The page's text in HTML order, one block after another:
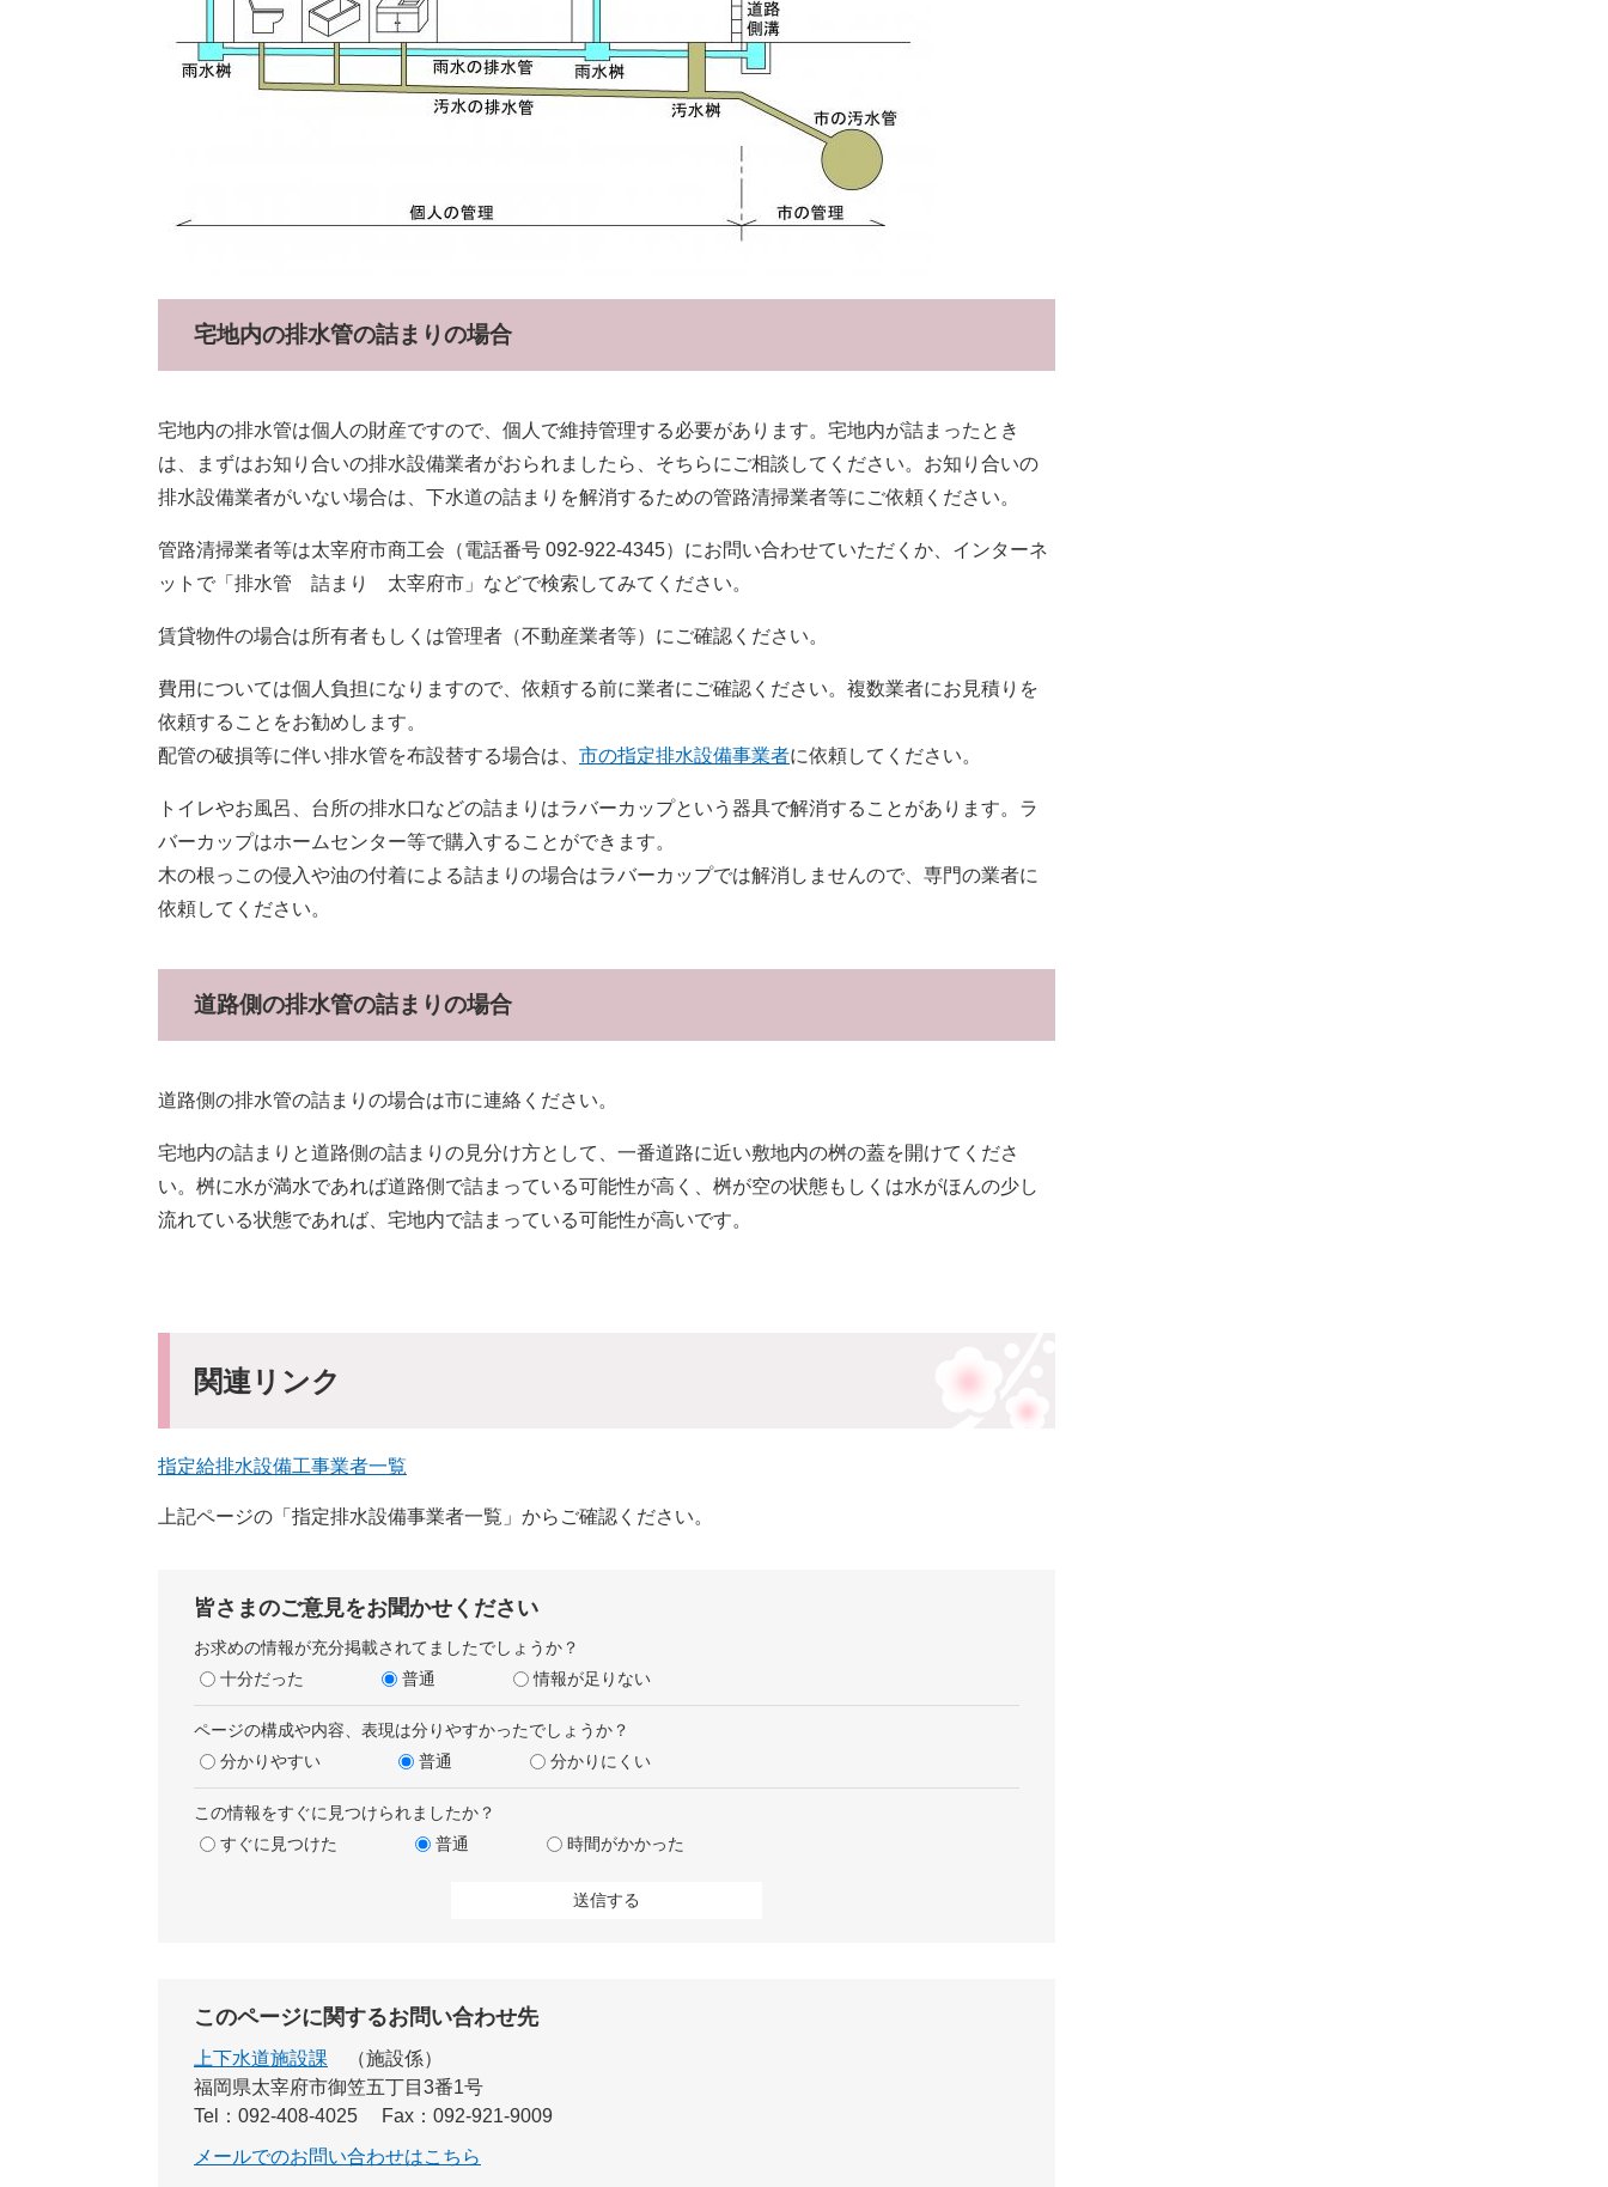
宅地内の排水管の詰まりの場合
宅地内の排水管は個人の財産ですので、個人で維持管理する必要があります。宅地内が詰まったとき
は、まずはお知り合いの排水設備業者がおられましたら、そちらにご相談してください。お知り合いの
排水設備業者がいない場合は、下水道の詰まりを解消するための管路清掃業者等にご依頼ください。
管路清掃業者等は太宰府市商工会（電話番号 092-922-4345）にお問い合わせていただくか、インターネ
ットで「排水管 詰まり 太宰府市」などで検索してみてください。
賃貸物件の場合は所有者もしくは管理者（不動産業者等）にご確認ください。
費用については個人負担になりますので、依頼する前に業者にご確認ください。複数業者にお見積りを
依頼することをお勧めします。
配管の破損等に伴い排水管を布設替する場合は、 市の指定排水設備事業者に依頼してください。
トイレやお風呂、台所の排水口などの詰まりはラバーカップという器具で解消することがあります。ラ
バーカップはホームセンター等で購入することができます。
木の根っこの侵入や油の付着による詰まりの場合はラバーカップでは解消しませんので、専門の業者に
依頼してください。
道路側の排水管の詰まりの場合
道路側の排水管の詰まりの場合は市に連絡ください。
宅地内の詰まりと道路側の詰まりの見分け方として、一番道路に近い敷地内の桝の蓋を開けてくださ
い。桝に水が満水であれば道路側で詰まっている可能性が高く、桝が空の状態もしくは水がほんの少し
流れている状態であれば、宅地内で詰まっている可能性が高いです。
関連リンク
指定給排水設備工事業者一覧
上記ページの「指定排水設備事業者一覧」からご確認ください。
皆さまのご意見をお聞かせください
お求めの情報が充分掲載されてましたでしょうか？
十分だった
普通 情報が足りない
ページの構成や内容、表現は分りやすかったでしょうか？
分かりやすい
普通 分かりにくい
この情報をすぐに見つけられましたか？
すぐに見つけた
普通 時間がかかった
このページに関するお問い合わせ先
上下水道施設課
施設係
福岡県太宰府市御笠五丁目3番1号
Tel：092-408-4025
Fax：092-921-9009
メールでのお問い合わせはこちら